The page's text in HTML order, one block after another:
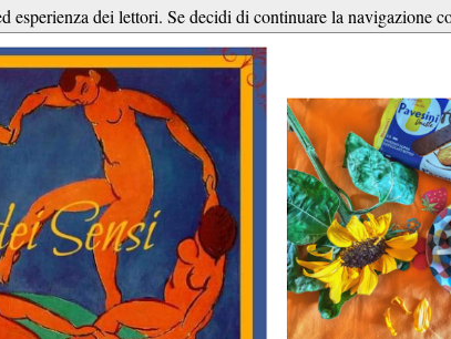
dei lettori. Se decidi di continuare la navigazione